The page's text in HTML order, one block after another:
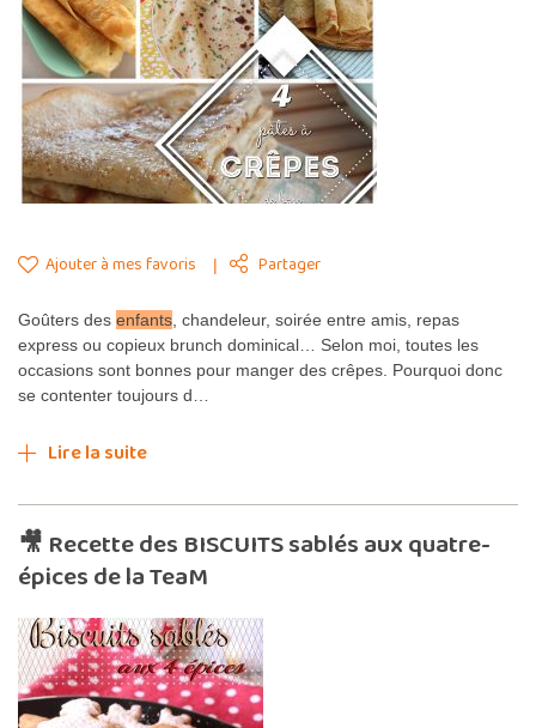
Ajouter à mes favoris Partager
Goûters des enfants , chandeleur, soirée entre amis, repas
express ou copieux brunch dominical… Selon moi, toutes les
occasions sont bonnes pour manger des crêpes. Pourquoi donc
se contenter toujours d…
Lire la suite
🎥 Recette des BISCUITS sablés aux quatre-
épices de la TeaM